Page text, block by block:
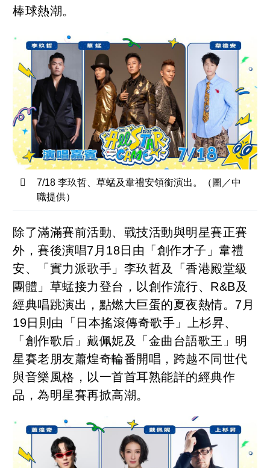
棒球熱潮。
7/18 李玖哲、草蜢及韋禮安領銜演出。（圖／中
職提供）
除了滿滿賽前活動、戰技活動與明星賽正賽
外，賽後演唱7月18日由「創作才子」韋禮
安、「實力派歌手」李玖哲及「香港殿堂級
團體」草蜢接力登台，以創作流行、R&B及
經典唱跳演出，點燃大巨蛋的夏夜熱情。7月
19日則由「日本搖滾傳奇歌手」上杉昇、
「創作歌后」戴佩妮及「金曲台語歌王」明
星賽老朋友蕭煌奇輪番開唱，跨越不同世代
與音樂風格，以一首首耳熟能詳的經典作
品，為明星賽再掀高潮。